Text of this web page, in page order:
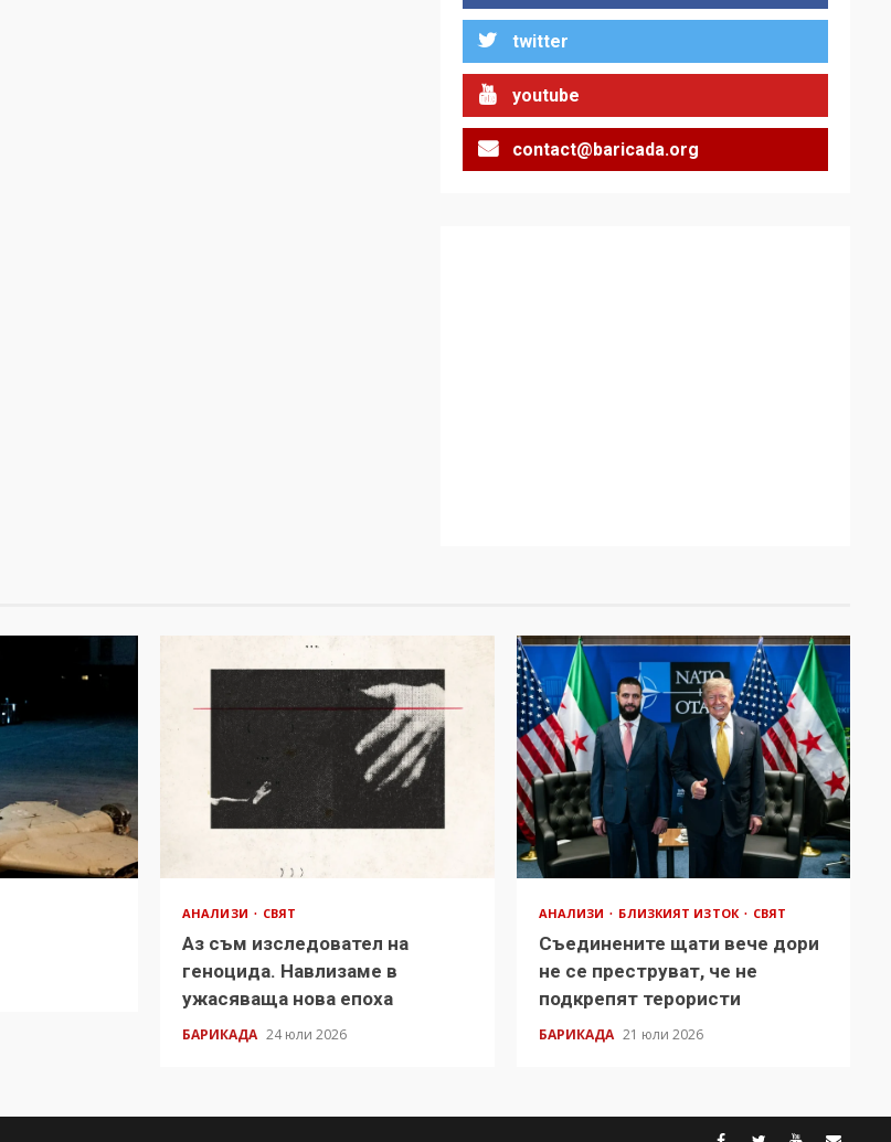
twitter
youtube
contact@baricada.org
АНАЛИЗИ СВЯТ
Аз съм изследовател на
геноцида. Навлизаме в
ужасяваща нова епоха
БАРИКАДА 24 юли 2026
АНАЛИЗИ БЛИЗКИЯТ ИЗТОК СВЯТ
Съединените щати вече дори
не се преструват, че не
подкрепят терористи
БАРИКАДА 21 юли 2026